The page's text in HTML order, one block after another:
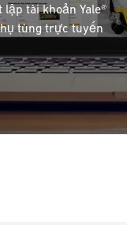
tài khoản Yale®
tùng trực tuyến